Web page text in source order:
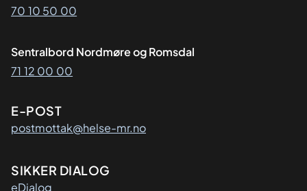
70 10 50 00
Sentralbord Nordmøre og Romsdal
71 12 00 00
E-POST
postmottak@helse-mr.no
SIKKER DIALOG
eDialog